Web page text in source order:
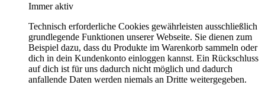
Immer aktiv
Technisch erforderliche Cookies gewährleisten ausschließlich
grundlegende Funktionen unserer Webseite. Sie dienen zum
Beispiel dazu, dass du Produkte im Warenkorb sammeln oder
dich in dein Kundenkonto einloggen kannst. Ein Rückschluss
auf dich ist für uns dadurch nicht möglich und dadurch
anfallende Daten werden niemals an Dritte weitergegeben.